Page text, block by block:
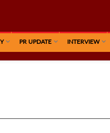
PR UPDATE INTERVIEW